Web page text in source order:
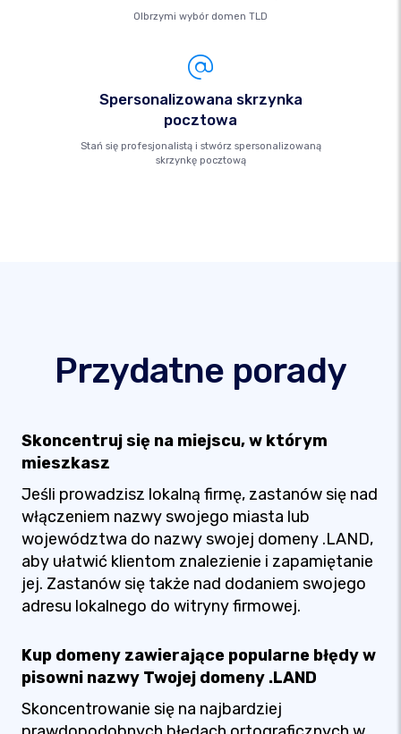
Olbrzymi wybór domen TLD
Spersonalizowana skrzynka
pocztowa
Stań się profesjonalistą i stwórz spersonalizowaną
skrzynkę pocztową
Przydatne porady
Skoncentruj się na miejscu, w którym
mieszkasz
Jeśli prowadzisz lokalną firmę, zastanów się nad
włączeniem nazwy swojego miasta lub
województwa do nazwy swojej domeny .LAND,
aby ułatwić klientom znalezienie i zapamiętanie
jej. Zastanów się także nad dodaniem swojego
adresu lokalnego do witryny firmowej.
Kup domeny zawierające popularne błędy w
pisowni nazwy Twojej domeny .LAND
Skoncentrowanie się na najbardziej